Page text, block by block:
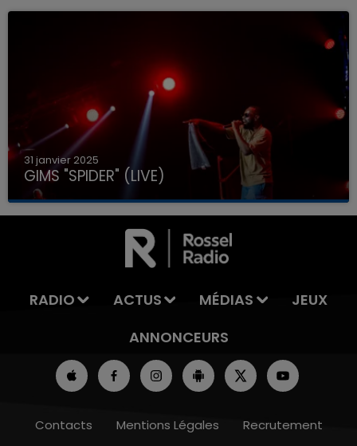
31 janvier 2025
GIMS "SPIDER" (LIVE)
RADIO ACTUS MÉDIAS
JEUX
ANNONCEURS
Contacts Mentions Légales Recrutement